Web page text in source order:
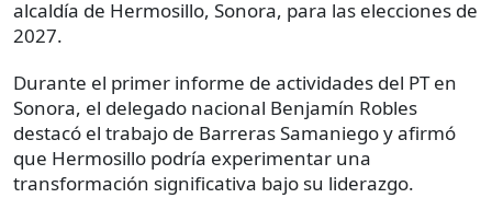
alcaldía de Hermosillo, Sonora, para las elecciones de
2027.
Durante el primer informe de actividades del PT en
Sonora, el delegado nacional Benjamín Robles
destacó el trabajo de Barreras Samaniego y afirmó
que Hermosillo podría experimentar una
transformación significativa bajo su liderazgo.